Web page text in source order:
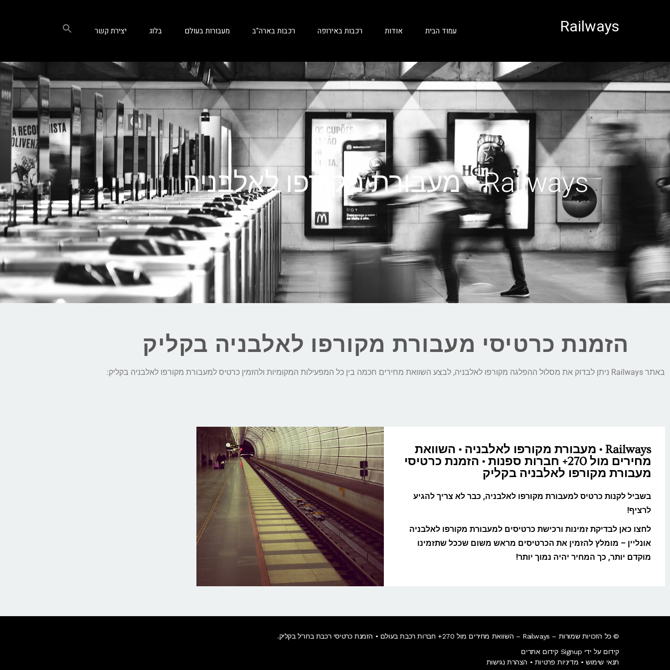
Railways עמוד הבית אודות רכבות באירופה רכבות בארה"ב מעבורות בעולם בלוג יצירת קשר
Railways • מעבורת מקורפו לאלבניה
הזמנת כרטיסי מעבורת מקורפו לאלבניה בקליק
באתר Railways ניתן לבדוק את מסלול ההפלגה מקורפו לאלבניה, לבצע השוואת מחירים חכמה בין כל המפעילות המקומיות ולהזמין כרטיס למעבורת מקורפו לאלבניה בקליק:
Railways • מעבורת מקורפו לאלבניה • השוואת
מחירים מול 270+ חברות ספנות • הזמנת כרטיסי
מעבורת מקורפו לאלבניה בקליק
בשביל לקנות כרטיס למעבורת מקורפו לאלבניה, כבר לא צריך להגיע
לרציף!
לחצו כאן לבדיקת זמינות ורכישת כרטיסים למעבורת מקורפו לאלבניה
אונליין – מומלץ להזמין את הכרטיסים מראש משום שככל שתזמינו
מוקדם יותר, כך המחיר יהיה נמוך יותר!
© כל הזכויות שמורות – Railways – השוואת מחירים מול 270+ חברות רכבת בעולם • הזמנת כרטיסי רכבת בחו"ל בקליק​.
קידום על ידי Signup קידום אתרים
תנאי שימוש • מדיניות פרטיות • הצהרת נגישות